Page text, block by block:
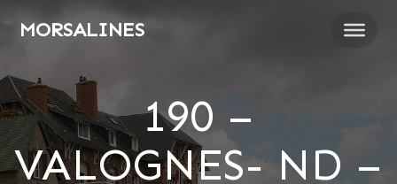
MORSALINES
190 –
VALOGNES- ND –